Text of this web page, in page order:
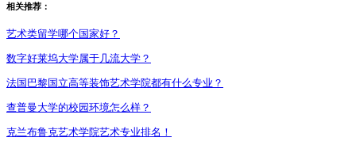
相关推荐：
艺术类留学哪个国家好？
数字好莱坞大学属于几流大学？
法国巴黎国立高等装饰艺术学院都有什么专业？
查普曼大学的校园环境怎么样？
克兰布鲁克艺术学院艺术专业排名！